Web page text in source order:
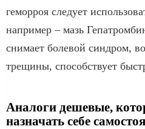
геморроя следует
например – мазь
снимает болевой синдром,
трещины, способствует
Аналоги дешевые,
назначать себе